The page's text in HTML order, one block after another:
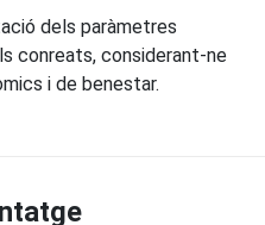
dels paràmetres
conreats, considerant-ne
i de benestar.